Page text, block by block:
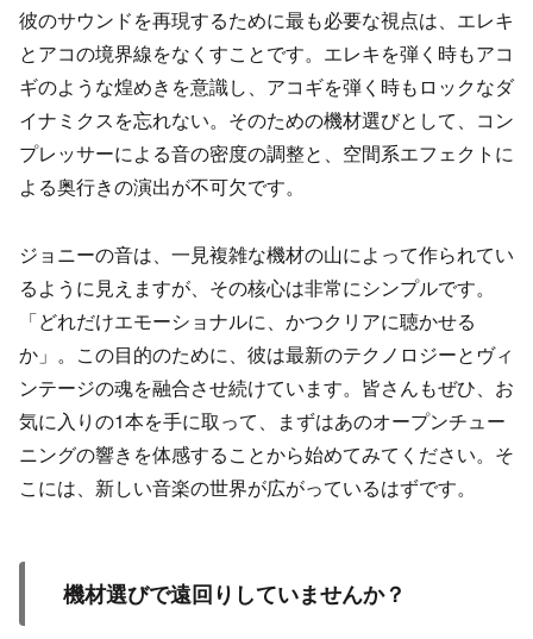
彼のサウンドを再現するために最も必要な視点は、エレキ
とアコの境界線をなくすことです。エレキを弾く時もアコ
ギのような煌めきを意識し、アコギを弾く時もロックなダ
イナミクスを忘れない。そのための機材選びとして、コン
プレッサーによる音の密度の調整と、空間系エフェクトに
よる奥行きの演出が不可欠です。
ジョニーの音は、一見複雑な機材の山によって作られてい
るように見えますが、その核心は非常にシンプルです。
「どれだけエモーショナルに、かつクリアに聴かせる
か」。この目的のために、彼は最新のテクノロジーとヴィ
ンテージの魂を融合させ続けています。皆さんもぜひ、お
気に入りの1本を手に取って、まずはあのオープンチュー
ニングの響きを体感することから始めてみてください。そ
こには、新しい音楽の世界が広がっているはずです。
機材選びで遠回りしていませんか？